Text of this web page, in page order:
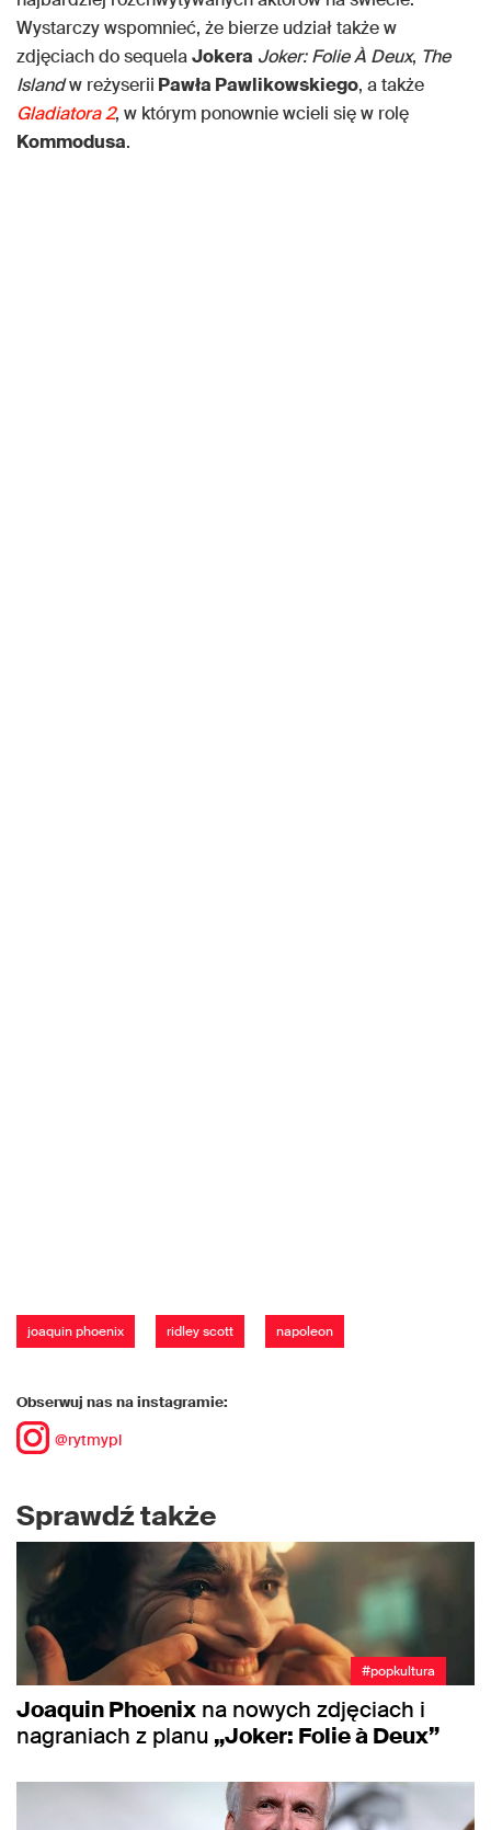
Wystarczy wspomnieć, że bierze udział także w
zdjęciach do sequelaJokera Joker: Folie À Deux, The
Islandw reżyserii Pawła Pawlikowskiego, a także
Gladiatora 2, w którym ponownie wcieli się w rolę
Kommodusa.
joaquin phoenix ridley scott napoleon
Obserwuj nas na instagramie:
@rytmypl
Sprawdź także
#popkultura
Joaquin Phoenix na nowych zdjęciach i
nagraniach z planu „Joker: Folie à Deux”